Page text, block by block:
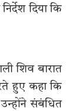
दिया कि
शिव बारात
हुए कहा कि
संबंधित